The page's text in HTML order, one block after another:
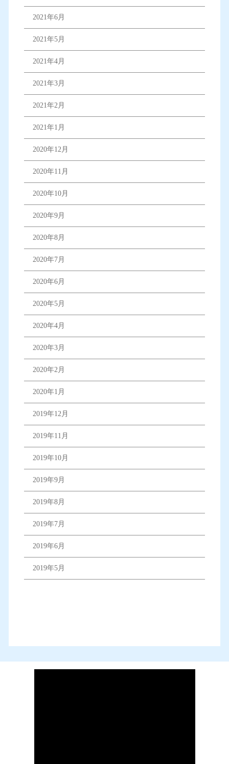
2021年6月
2021年5月
2021年4月
2021年3月
2021年2月
2021年1月
2020年12月
2020年11月
2020年10月
2020年9月
2020年8月
2020年7月
2020年6月
2020年5月
2020年4月
2020年3月
2020年2月
2020年1月
2019年12月
2019年11月
2019年10月
2019年9月
2019年8月
2019年7月
2019年6月
2019年5月